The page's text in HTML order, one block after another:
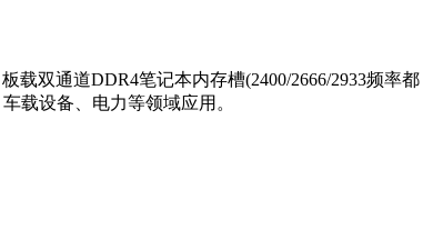
载双通道DDR4笔记本内存槽(2400/2666/2933频率都
载设备、电力等领域应用。